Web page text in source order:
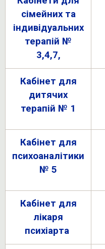
сімейних та
індивідуальних
терапій №
3,4,7,
Кабінет для
дитячих
терапій № 1
Кабінет для
психоаналітики
№ 5
Кабінет для
лікаря
психіарта